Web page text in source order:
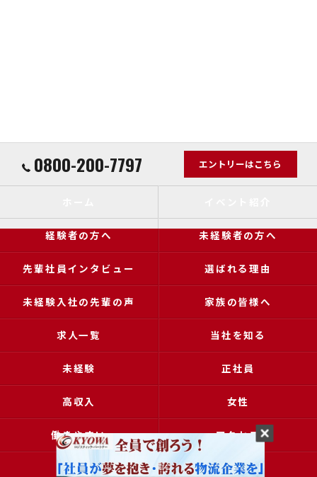
0800-200-7797 エントリーはこちら
経験者の方へ 未経験者の方へ
先輩社員インタビュー 選ばれる理由
未経験入社の先輩の声 家族の皆様へ
求人一覧 当社を知る
未経験 正社員
高収入 女性
働きやすい アクセス
ブログ コラム